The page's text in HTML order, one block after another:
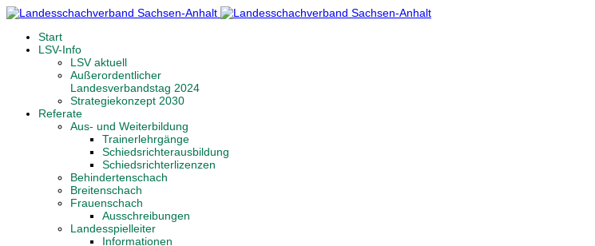
Start
LSV-Info
LSV aktuell
Außerordentlicher
Landesverbandstag 2024
Strategiekonzept 2030
Referate
Aus- und Weiterbildung
Trainerlehrgänge
Schiedsrichterausbildung
Schiedsrichterlizenzen
Behindertenschach
Breitenschach
Frauenschach
Ausschreibungen
Landesspielleiter
Informationen